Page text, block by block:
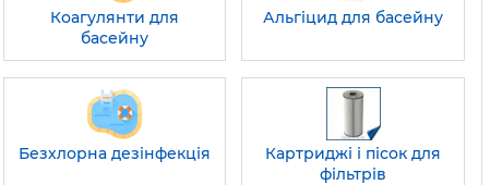
Коагулянти для
басейну
Альгіцид для басейну
Безхлорна дезінфекція
Картриджі і пісок для
фільтрів